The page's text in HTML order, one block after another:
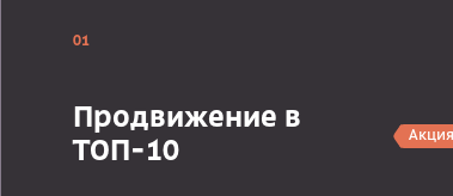
01
Продвижение в
ТОП-10
Акция